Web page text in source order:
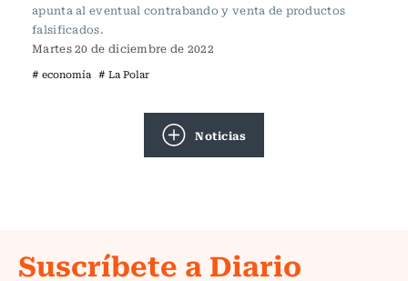
apunta al eventual contrabando y venta de productos
falsificados.
Martes 20 de diciembre de 2022
# economía # La Polar
Noticias